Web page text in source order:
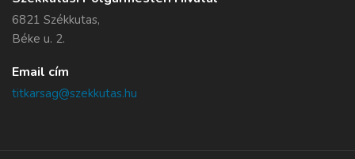
6821 Székkutas,
Béke u. 2.
Email cím
titkarsag@szekkutas.hu